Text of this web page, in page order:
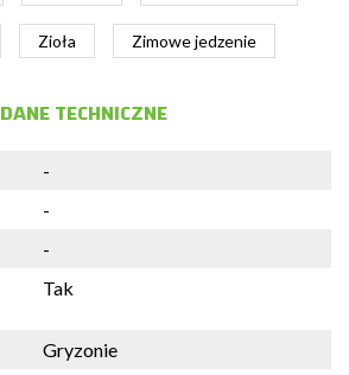
Zioła Zimowe jedzenie
DANE TECHNICZNE
-
-
-
Tak
Gryzonie